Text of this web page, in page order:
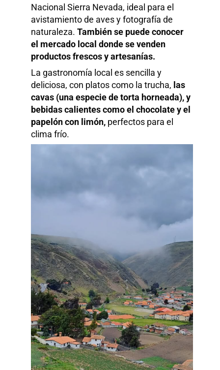
Nacional Sierra Nevada, ideal para el
avistamiento de aves y fotografía de
naturaleza.También se puede conocer
el mercado local donde se venden
productos frescos y artesanías.
La gastronomía local es sencilla y
deliciosa, con platos como la trucha, las
cavas (una especie de torta horneada), y
bebidas calientes como el chocolate y el
papelón con limón, perfectos para el
clima frío.